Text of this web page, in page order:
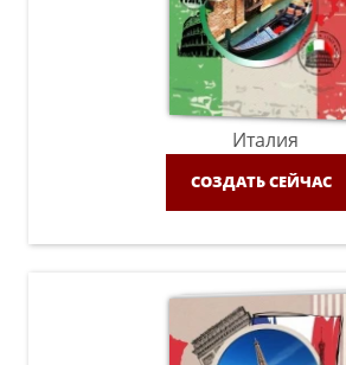
Италия
СОЗДАТЬ СЕЙЧАС